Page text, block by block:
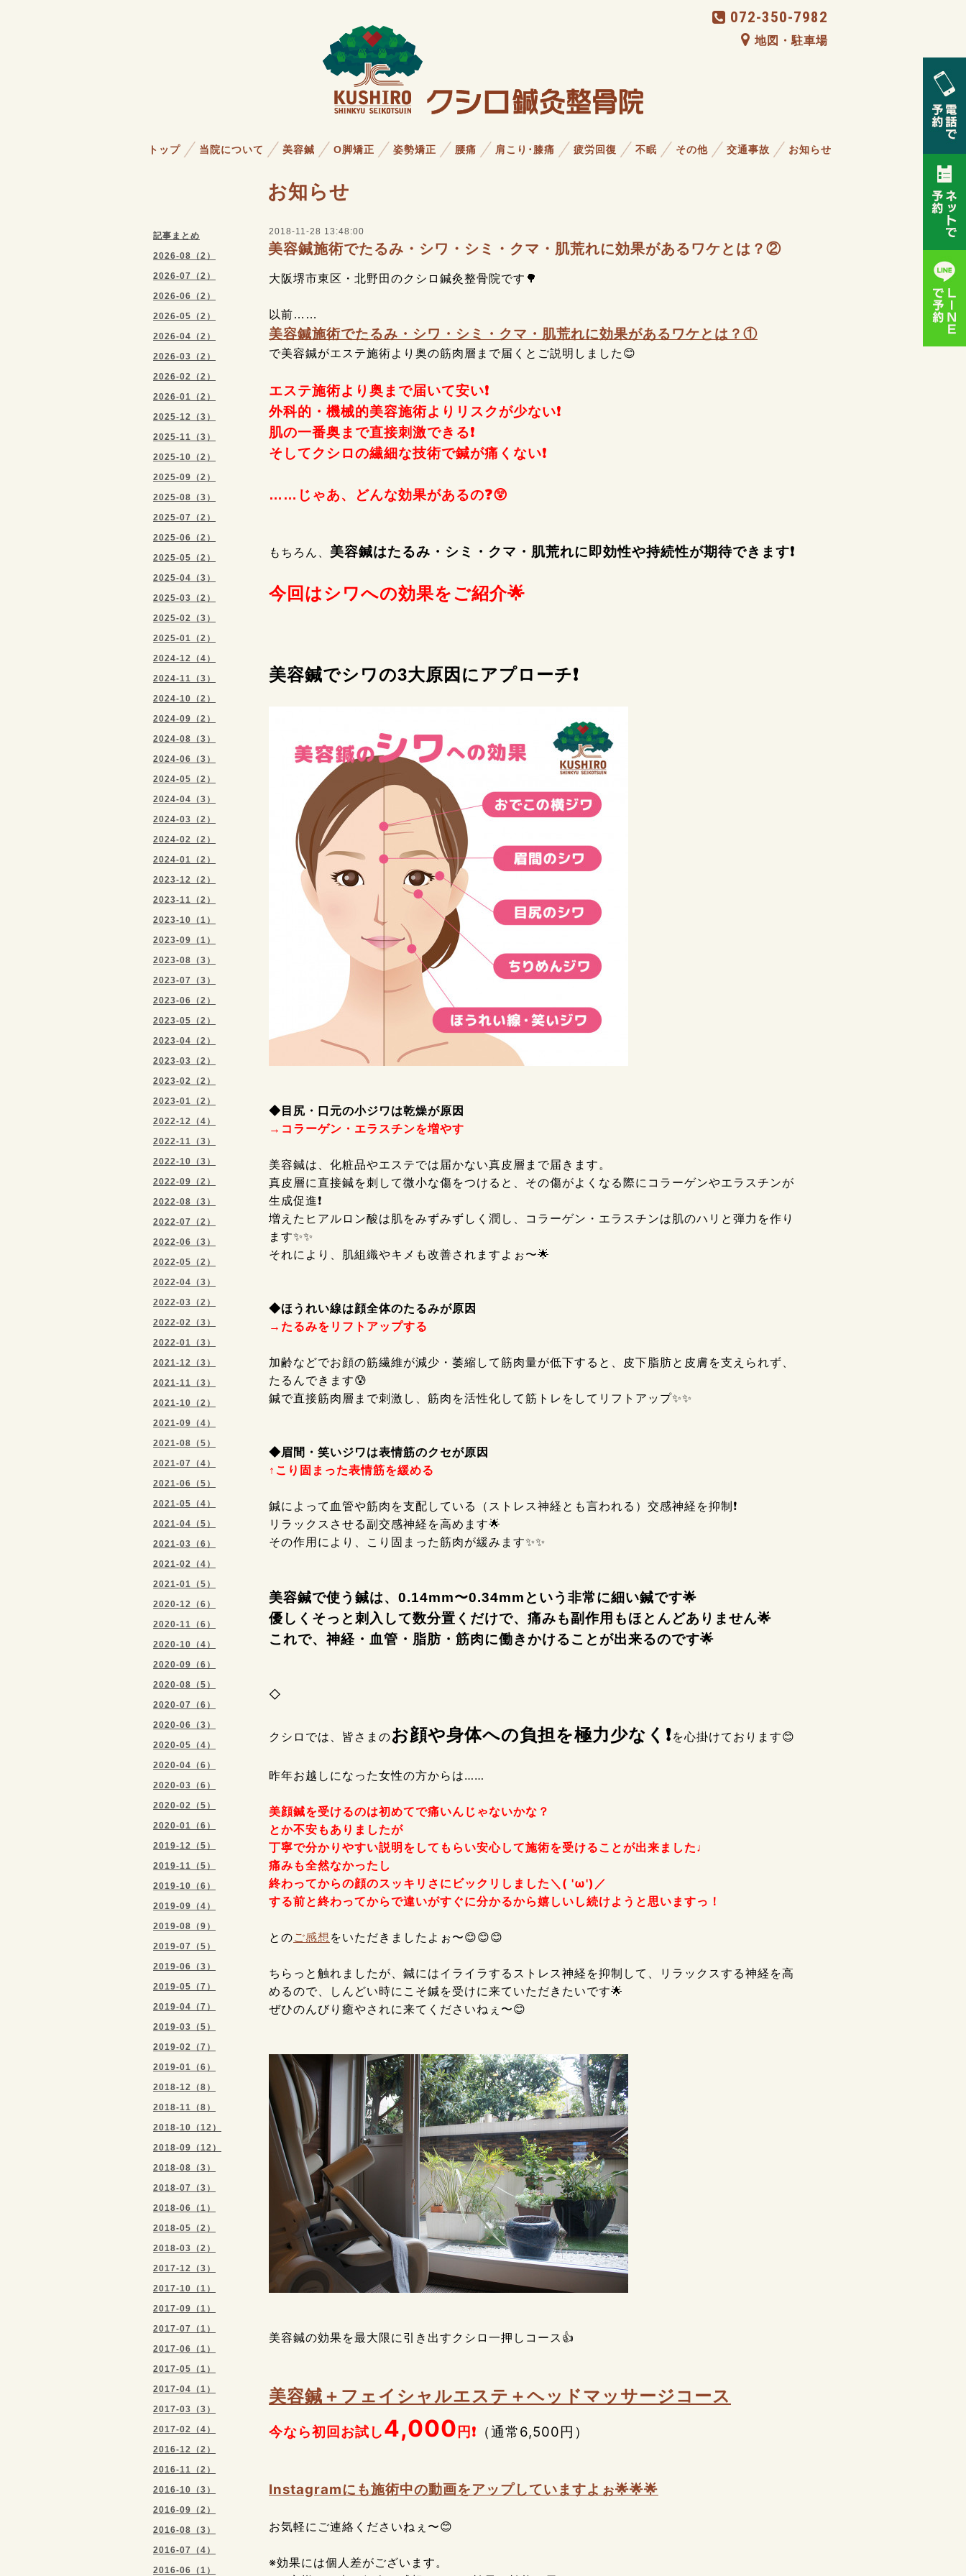
072-350-7982
地図・駐車場
トップ 当院について 美容鍼 O脚矯正 姿勢矯正 腰痛 肩こり･膝痛 疲労回復 不眠 その他 交通事故 お知らせ
記事まとめ
2026-08（2）
2026-07（2）
2026-06（2）
2026-05（2）
2026-04（2）
2026-03（2）
2026-02（2）
2026-01（2）
2025-12（3）
2025-11（3）
2025-10（2）
2025-09（2）
2025-08（3）
2025-07（2）
2025-06（2）
2025-05（2）
2025-04（3）
2025-03（2）
2025-02（3）
2025-01（2）
2024-12（4）
2024-11（3）
2024-10（2）
2024-09（2）
2024-08（3）
2024-06（3）
2024-05（2）
2024-04（3）
2024-03（2）
2024-02（2）
2024-01（2）
2023-12（2）
2023-11（2）
2023-10（1）
2023-09（1）
2023-08（3）
2023-07（3）
2023-06（2）
2023-05（2）
2023-04（2）
2023-03（2）
2023-02（2）
2023-01（2）
2022-12（4）
2022-11（3）
2022-10（3）
2022-09（2）
2022-08（3）
2022-07（2）
2022-06（3）
2022-05（2）
2022-04（3）
2022-03（2）
2022-02（3）
2022-01（3）
2021-12（3）
2021-11（3）
2021-10（2）
2021-09（4）
2021-08（5）
2021-07（4）
2021-06（5）
2021-05（4）
2021-04（5）
2021-03（6）
2021-02（4）
2021-01（5）
2020-12（6）
2020-11（6）
2020-10（4）
2020-09（6）
2020-08（5）
2020-07（6）
2020-06（3）
2020-05（4）
2020-04（6）
2020-03（6）
2020-02（5）
2020-01（6）
2019-12（5）
2019-11（5）
2019-10（6）
2019-09（4）
2019-08（9）
2019-07（5）
2019-06（3）
2019-05（7）
2019-04（7）
2019-03（5）
2019-02（7）
2019-01（6）
2018-12（8）
2018-11（8）
2018-10（12）
2018-09（12）
2018-08（3）
2018-07（3）
2018-06（1）
2018-05（2）
2018-03（2）
2017-12（3）
2017-10（1）
2017-09（1）
2017-07（1）
2017-06（1）
2017-05（1）
2017-04（1）
2017-03（3）
2017-02（4）
2016-12（2）
2016-11（2）
2016-10（3）
2016-09（2）
2016-08（3）
2016-07（4）
2016-06（1）
お知らせ
2018-11-28 13:48:00
美容鍼施術でたるみ・シワ・シミ・クマ・肌荒れに効果があるワケとは？②
大阪堺市東区・北野田のクシロ鍼灸整骨院です🌳
以前……
美容鍼施術でたるみ・シワ・シミ・クマ・肌荒れに効果があるワケとは？ ①
で美容鍼がエステ施術より奥の筋肉層まで届くとご説明しました😊
エステ施術より奥まで届いて安い❗
外科的・機械的美容施術よりリスクが少ない❗
肌の一番奥まで直接刺激できる❗
そしてクシロの繊細な技術で鍼が痛くない❗
……じゃあ、どんな効果があるの❓😲
もちろん、 美容鍼はたるみ・シミ・クマ・肌荒れに即効性や持続性が期待できます❗
今回はシワへの効果をご紹介🌟
美容鍼でシワの3大原因にアプローチ❗
◆ 目尻・口元の小ジワは乾燥が原因
→コラーゲン・エラスチンを増やす
美容鍼は、化粧品やエステでは届かない真皮層まで届きます。
真皮層に直接鍼を刺して微小な傷をつけると、その傷がよくなる際にコラーゲンやエラスチンが
生成促進❗
増えたヒアルロン酸は肌をみずみずしく潤し、コラーゲン・エラスチンは肌のハリと弾力を作り
ます✨✨
それにより、肌組織やキメも改善されますよぉ〜🌟
◆ほうれい線は顔全体のたるみが原因
→たるみをリフトアップする
加齢などでお顔の筋繊維が減少・萎縮して筋肉量が低下すると、皮下脂肪と皮膚を支えられず、
たるんできます😰
鍼で直接筋肉層まで刺激し、筋肉を活性化して筋トレをしてリフトアップ✨✨
◆眉間・笑いジワは表情筋のクセが原因
↑こり固まった表情筋を緩める
鍼によって血管や筋肉を支配している（ストレス神経とも言われる）交感神経を抑制❗
リラックスさせる副交感神経を高めます🌟
その作用により、こり固まった筋肉が緩みます✨✨
美容鍼で使う鍼は、0.14mm〜0.34mmという非常に細い鍼です🌟
優しくそっと刺入して数分置くだけで、痛みも副作用もほとんどありません🌟
これで、神経・血管・脂肪・筋肉に働きかけることが出来るのです🌟
◇
クシロでは、皆さまのお顔や身体への負担を極力少なく❗を心掛けております😊
昨年お越しになった女性の方からは……
美顔鍼を受けるのは初めてで痛いんじゃないかな？
とか不安もありましたが
丁寧で分かりやすい説明をしてもらい安心して施術を受けることが出来ました♩
痛みも全然なかったし
終わってからの顔のスッキリさにビックリしました＼( 'ω')／
する前と終わってからで違いがすぐに分かるから嬉しいし続けようと思いますっ！
とのご感想 をいただきましたよぉ〜😊😊😊
ちらっと触れましたが、鍼にはイライラするストレス神経を抑制して、リラックスする神経を高
めるので、しんどい時にこそ鍼を受けに来ていただきたいです🌟
ぜひのんびり癒やされに来てくださいねぇ〜😊
美容鍼の効果を最大限に引き出すクシロ一押しコース👍
美容鍼＋フェイシャルエステ＋ヘッドマッサージコース
今なら初回お試し4,000 円❗ （通常6,500円）
Instagramにも施術中の動画をアップしていますよぉ🌟🌟🌟
お気軽にご連絡くださいねぇ〜😊
※効果には個人差がございます。